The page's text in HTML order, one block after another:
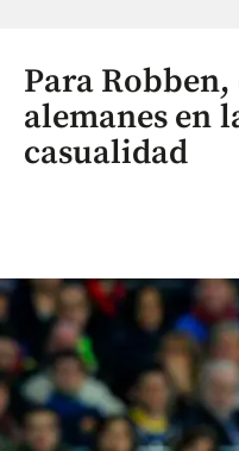
Para
alemanes en
casualidad